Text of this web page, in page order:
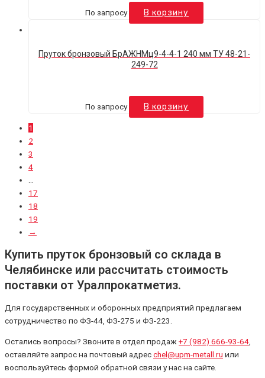
По запросу В корзину
Пруток бронзовый БрАЖНМц9-4-4-1 240 мм ТУ 48-21-
249-72
По запросу В корзину
1
2
3
4
…
17
18
19
→
Купить пруток бронзовый со склада в
Челябинске или рассчитать стоимость
поставки от Уралпрокатметиз.
Для государственных и оборонных предприятий предлагаем
сотрудничество по ФЗ-44, ФЗ-275 и ФЗ-223.
Остались вопросы? Звоните в отдел продаж+7 (982) 666-93-64,
оставляйте запрос на почтовый адресchel@upm-metall.ru или
воспользуйтесь формой обратной связи у нас на сайте.